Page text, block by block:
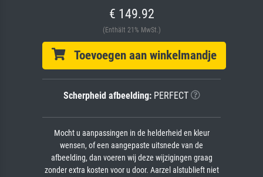
€ 149.92
(Enthält 21% MwSt.)
Toevoegen aan winkelmandje
Scherpheid afbeelding:PERFECT
Mocht u aanpassingen in de helderheid en kleur
wensen, of een aangepaste uitsnede van de
afbeelding, dan voeren wij deze wijzigingen graag
zonder extra kosten voor u door. Aarzel alstublieft niet